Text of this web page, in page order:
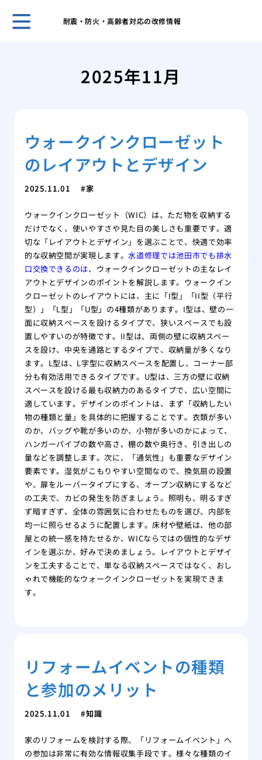
耐震・防火・高齢者対応の改修情報
2025年11月
ウォークインクローゼット
のレイアウトとデザイン
2025.11.01 家
ウォークインクローゼット（WIC）は、ただ物を収納する
だけでなく、使いやすさや見た目の美しさも重要です。適
切な「レイアウトとデザイン」を選ぶことで、快適で効率
的な収納空間が実現します。水道修理では池田市でも排水
口交換できるのは、ウォークインクローゼットの主なレイ
アウトとデザインのポイントを解説します。ウォークイン
クローゼットのレイアウトには、主に「I型」「II型（平行
型）」「L型」「U型」の4種類があります。I型は、壁の一
面に収納スペースを設けるタイプで、狭いスペースでも設
置しやすいのが特徴です。II型は、両側の壁に収納スペー
スを設け、中央を通路とするタイプで、収納量が多くなり
ます。L型は、L字型に収納スペースを配置し、コーナー部
分も有効活用できるタイプです。U型は、三方の壁に収納
スペースを設ける最も収納力のあるタイプで、広い空間に
適しています。デザインのポイントは、まず「収納したい
物の種類と量」を具体的に把握することです。衣類が多い
のか、バッグや靴が多いのか、小物が多いのかによって、
ハンガーパイプの数や高さ、棚の数や奥行き、引き出しの
量などを調整します。次に、「通気性」も重要なデザイン
要素です。湿気がこもりやすい空間なので、換気扇の設置
や、扉をルーバータイプにする、オープン収納にするなど
の工夫で、カビの発生を防ぎましょう。照明も、明るすぎ
ず暗すぎず、全体の雰囲気に合わせたものを選び、内部を
均一に照らせるように配置します。床材や壁紙は、他の部
屋との統一感を持たせるか、WICならではの個性的なデザ
インを選ぶか、好みで決めましょう。レイアウトとデザイ
ンを工夫することで、単なる収納スペースではなく、おし
ゃれで機能的なウォークインクローゼットを実現できま
す。
リフォームイベントの種類
と参加のメリット
2025.11.01 知識
家のリフォームを検討する際、「リフォームイベント」へ
の参加は非常に有効な情報収集手段です。様々な種類のイ